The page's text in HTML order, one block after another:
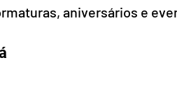
aniversários e